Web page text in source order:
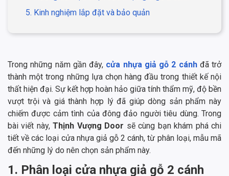
5. Kinh nghiệm lắp đặt và bảo quản
Trong những năm gần đây, cửa nhựa giả gỗ 2 cánhđã trở
thành một trong những lựa chọn hàng đầu trong thiết kế nội
thất hiện đại. Sự kết hợp hoàn hảo giữa tính thẩm mỹ, độ bền
vượt trội và giá thành hợp lý đã giúp dòng sản phẩm này
chiếm được cảm tình của đông đảo người tiêu dùng. Trong
bài viết này,Thịnh Vượng Door sẽ cùng bạn khám phá chi
tiết về các loại cửa nhựa giả gỗ 2 cánh, từ phân loại, mẫu mã
đến những lý do nên chọn sản phẩm này.
1. Phân loại cửa nhựa giả gỗ 2 cánh